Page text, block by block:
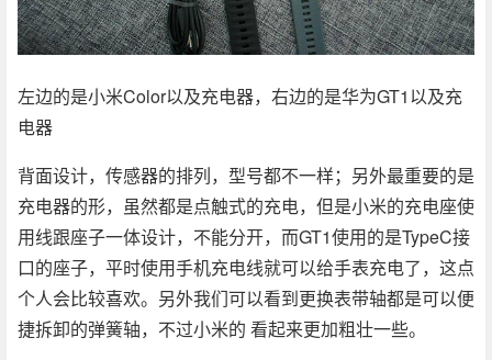
左边的是小米Color以及充电器，右边的是华为GT1以及充
电器
背面设计，传感器的排列，型号都不一样；另外最重要的是
充电器的形，虽然都是点触式的充电，但是小米的充电座使
用线跟座子一体设计，不能分开，而GT1使用的是TypeC接
口的座子，平时使用手机充电线就可以给手表充电了，这点
个人会比较喜欢。另外我们可以看到更换表带轴都是可以便
捷拆卸的弹簧轴，不过小米的 看起来更加粗壮一些。